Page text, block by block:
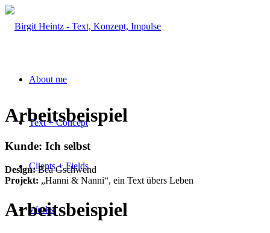
About me
Text + Concept
Clients + Fields
Works
Arbeitsbeispiel
Kunde: Ich selbst
Design:Bea Gschwend
Projekt: „Hanni & Nanni“, ein Text übers Leben
Arbeitsbeispiel